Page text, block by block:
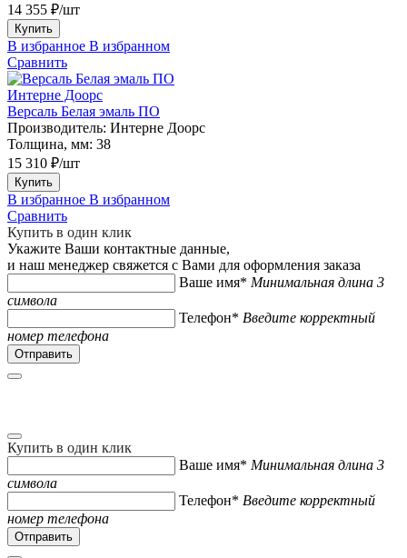
14 355 ₽/шт
Купить
В избранное В избранном
Сравнить
Интерне Доорс
Версаль Белая эмаль ПО
Производитель: Интерне Доорс
Толщина, мм: 38
15 310 ₽/шт
Купить
В избранное В избранном
Сравнить
Купить в один клик
Укажите Ваши контактные данные,
и наш менеджер свяжется с Вами для оформления заказа
Ваше имя* Минимальная длина 3
символа
Телефон* Введите корректный
номер телефона
Купить в один клик
Ваше имя* Минимальная длина 3
символа
Телефон* Введите корректный
номер телефона